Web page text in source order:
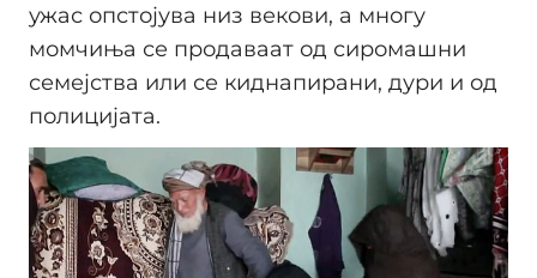
ужас опстојува низ векови, а многу
момчиња се продаваат од сиромашни
семејства или се киднапирани, дури и од
полицијата.